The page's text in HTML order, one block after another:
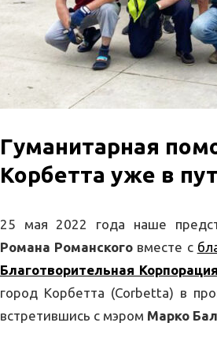
Гуманитарная
Корбетта уже в
25 мая 2022 года наше
Романа Романского вместе с
Благотворительная
город Корбетта (Corbetta) в
встретившись с мэром Марко